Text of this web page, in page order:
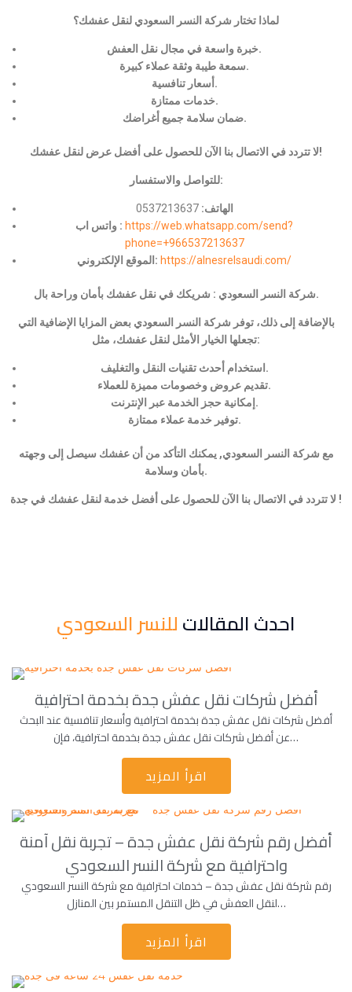
لماذا تختار شركة النسر السعودي لنقل عفشك؟
خبرة واسعة في مجال نقل العفش.
سمعة طيبة وثقة عملاء كبيرة.
أسعار تنافسية.
خدمات ممتازة.
ضمان سلامة جميع أغراضك.
لا تتردد في الاتصال بنا الآن للحصول على أفضل عرض لنقل عفشك!
للتواصل والاستفسار:
الهاتف: 0537213637
واتس اب : https://web.whatsapp.com/send?
phone=+966537213637
الموقع الإلكتروني: https://alnesrelsaudi.com/
شركة النسر السعودي : شريكك في نقل عفشك بأمان وراحة بال.
بالإضافة إلى ذلك، توفر شركة النسر السعودي بعض المزايا الإضافية التي
تجعلها الخيار الأمثل لنقل عفشك، مثل:
استخدام أحدث تقنيات النقل والتغليف.
تقديم عروض وخصومات مميزة للعملاء.
إمكانية حجز الخدمة عبر الإنترنت.
توفير خدمة عملاء ممتازة.
مع شركة النسر السعودي, يمكنك التأكد من أن عفشك سيصل إلى وجهته
بأمان وسلامة.
لا تتردد في الاتصال بنا الآن للحصول على أفضل خدمة لنقل عفشك في جدة !
احدث المقالاتللنسر السعودي
أفضل شركات نقل عفش جدة بخدمة احترافية
أفضل شركات نقل عفش جدة بخدمة احترافية وأسعار تنافسية عند البحث
عن أفضل شركات نقل عفش جدة بخدمة احترافية، فإن…
اقرأ المزيد
أفضل رقم شركة نقل عفش جدة – تجربة نقل آمنة
واحترافية مع شركة النسر السعودي
رقم شركة نقل عفش جدة – خدمات احترافية مع شركة النسر السعودي
لنقل العفش في ظل التنقل المستمر بين المنازل…
اقرأ المزيد